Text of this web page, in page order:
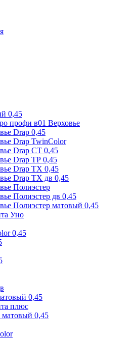
0,45
профи в01 Верховье
Drap 0,45
Drap TwinColor
Drap СТ 0,45
Drap ТР 0,45
Drap ТХ 0,45
Drap ТХ дв 0,45
Полиэстер
Полиэстер дв 0,45
Полиэстер матовый 0,45
Уно
0,45
0,45
плюс
0,45